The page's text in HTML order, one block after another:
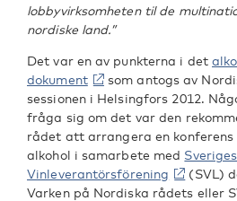
lobbyvirksomheten til de
nordiske land.”
Det var en av punkterna i det
dokument
som antogs av
sessionen i Helsingfors 2012.
fråga sig om det var den
rådet att arrangera en konferens
alkohol i samarbete med
Vinleverantörsförening
(SVL)
Varken på Nordiska rådets eller